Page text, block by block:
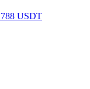
USDT